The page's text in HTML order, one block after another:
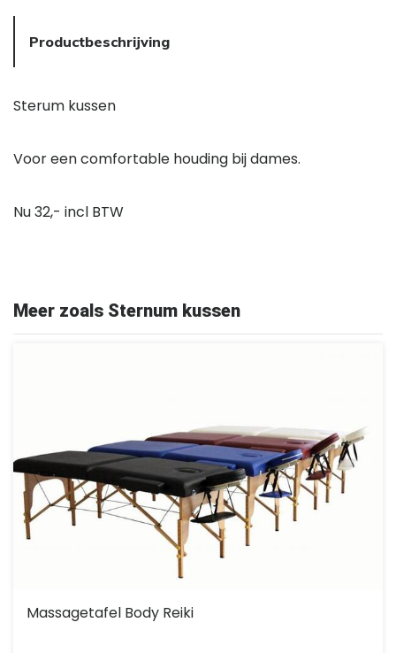
Productbeschrijving
Sterum kussen
Voor een comfortable houding bij dames.
Nu 32,- incl BTW
Meer zoals Sternum kussen
Massagetafel Body Reiki